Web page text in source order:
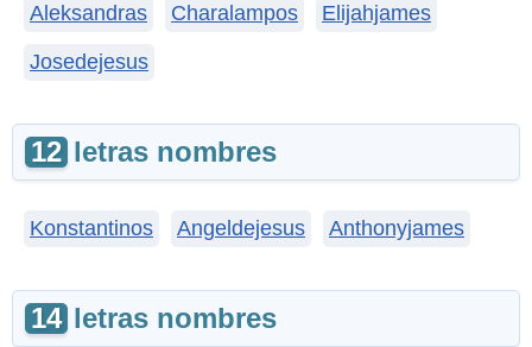
Aleksandras Charalampos Elijahjames
Josedejesus
12 letras nombres
Konstantinos Angeldejesus Anthonyjames
14 letras nombres